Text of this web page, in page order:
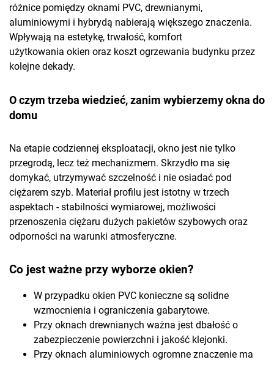
różnice pomiędzy oknami PVC, drewnianymi,
aluminiowymi i hybrydą nabierają większego znaczenia.
Wpływają na estetykę, trwałość, komfort
użytkowania okien oraz koszt ogrzewania budynku przez
kolejne dekady.
O czym trzeba wiedzieć, zanim wybierzemy okna do
domu
Na etapie codziennej eksploatacji, okno jest nie tylko
przegrodą, lecz też mechanizmem. Skrzydło ma się
domykać, utrzymywać szczelność i nie osiadać pod
ciężarem szyb. Materiał profilu jest istotny w trzech
aspektach - stabilności wymiarowej, możliwości
przenoszenia ciężaru dużych pakietów szybowych oraz
odporności na warunki atmosferyczne.
Co jest ważne przy wyborze okien?
W przypadku okien PVC konieczne są solidne
wzmocnienia i ograniczenia gabarytowe.
Przy oknach drewnianych ważna jest dbałość o
zabezpieczenie powierzchni i jakość klejonki.
Przy oknach aluminiowych ogromne znaczenie ma